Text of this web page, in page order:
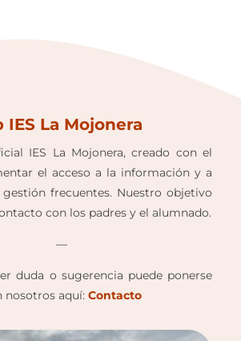
La Mojonera
IES La Mojonera, creado con el
el acceso a la información y a
frecuentes. Nuestro objetivo
con los padres y el alumnado.
—
duda o sugerencia puede ponerse
nosotros aquí: Contacto